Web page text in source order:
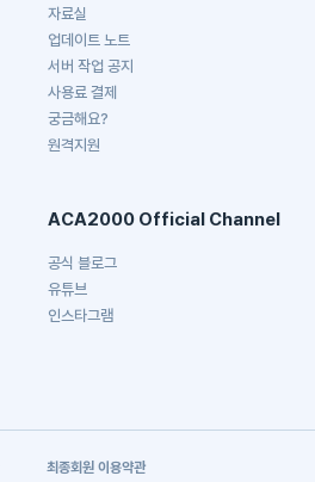
자료실
업데이트 노트
서버 작업 공지
사용료 결제
궁금해요?
원격지원
ACA2000 Official Channel
공식 블로그
유튜브
인스타그램
최종회원 이용약관